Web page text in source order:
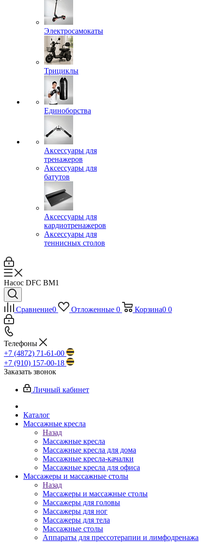
Электросамокаты
Трициклы
Единоборства
Аксессуары для
тренажеров
Аксессуары для
батутов
Аксессуары для
кардиотренажеров
Аксессуары для
теннисных столов
Насос DFC BM1
Сравнение0 Отложенные 0 Корзина0 0
Телефоны
+7 (4872) 71-61-00
+7 (910) 157-00-18
Заказать звонок
Личный кабинет
Каталог
Массажные кресла
Назад
Массажные кресла
Массажные кресла для дома
Массажные кресла-качалки
Массажные кресла для офиса
Массажеры и массажные столы
Назад
Массажеры и массажные столы
Массажеры для головы
Массажеры для ног
Массажеры для тела
Массажные столы
Аппараты для прессотерапии и лимфодренажа